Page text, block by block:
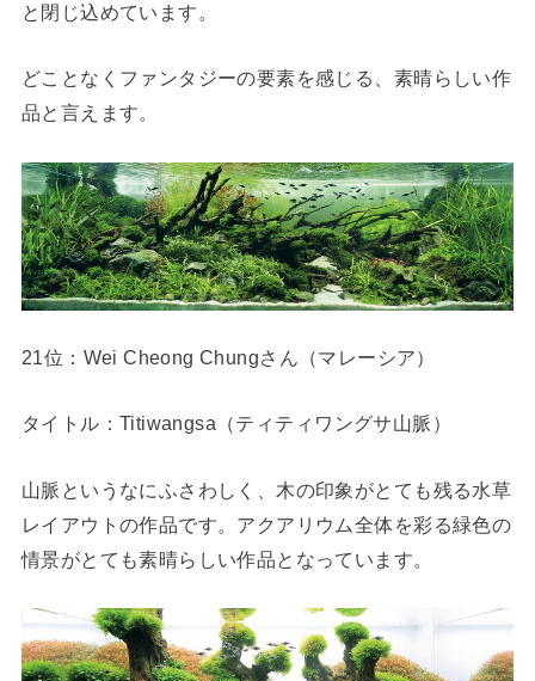
と閉じ込めています。
どことなくファンタジーの要素を感じる、素晴らしい作
品と言えます。
21位：Wei Cheong Chungさん（マレーシア）
タイトル：Titiwangsa（ティティワングサ山脈）
山脈というなにふさわしく、木の印象がとても残る水草
レイアウトの作品です。アクアリウム全体を彩る緑色の
情景がとても素晴らしい作品となっています。